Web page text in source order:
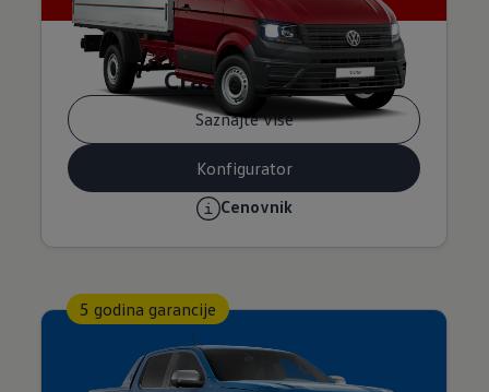
Crafter šasija
Saznajte više
Konfigurator
Cenovnik
5 godina garancije